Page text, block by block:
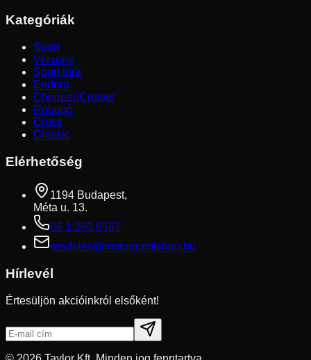
Kategóriák
Sport
Verseny
Sport túra
Enduro
Chopper/Cruiser
Robogó
Cross
Classic
Elérhetőség
1194 Budapest,
Méta u. 13.
06 1 280 6567
rendeles@motorgumishop.hu
Hírlevél
Értesüljön akcióinkról elsőként!